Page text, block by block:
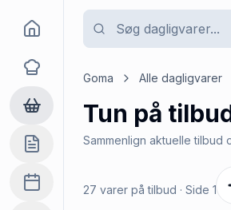
Goma
Opskrifter
Dagligvarer
Indkøbslisten
Madplan
Goma Alle dagligvarer
Tun på
Sammenlign aktuelle tilbud
27 varer på tilbud · Side 1